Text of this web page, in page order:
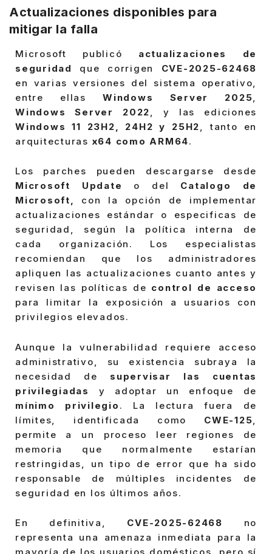
Actualizaciones disponibles para
mitigar la falla
Microsoft publicó actualizaciones de
seguridad
que corrigen CVE-2025-62468
en varias versiones del sistema operativo,
entre ellas Windows Server 2025,
Windows Server 2022, y las ediciones
Windows 11 23H2, 24H2 y 25H2, tanto en
arquitecturas x64 como ARM64.
Los parches pueden descargarse desde
Microsoft Update
o del Catalogo de
Microsoft,
con la opción de implementar
actualizaciones estándar o especificas de
seguridad, según la política interna de
cada organización. Los especialistas
recomiendan que los administradores
apliquen las actualizaciones cuanto antes y
revisen las políticas de control de acceso
para limitar la exposición a usuarios con
privilegios elevados.
Aunque la vulnerabilidad requiere acceso
administrativo, su existencia subraya la
necesidad de supervisar las cuentas
privilegiadas
y adoptar un enfoque de
mínimo privilegio . La lectura fuera de
límites, identificada como CWE-125,
permite a un proceso leer regiones de
memoria que normalmente estarían
restringidas, un tipo de error que ha sido
responsable de múltiples incidentes de
seguridad en los últimos años.
En definitiva, CVE-2025-62468 no
representa una amenaza inmediata para la